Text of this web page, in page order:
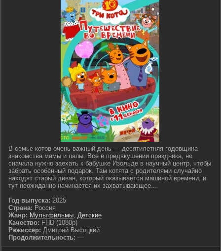
В семье котов очень важный день — десятилетняя годовщина
знакомства мамы и папы. Все в предвкушении праздника, но
сначала нужно заехать к бабушке Изольде в научный центр, чтобы
забрать особенный подарок. Там котята с родителями случайно
находят старый диван, который оказывается машиной времени, и
тут неожиданно начинается их захватывающее...
Год выпуска: 2025
Страна: Россия
Жанр: Мультфильмы, Детские
Качество: FHD (1080p)
Режиссер: Дмитрий Высоцкий
Продолжительность: —